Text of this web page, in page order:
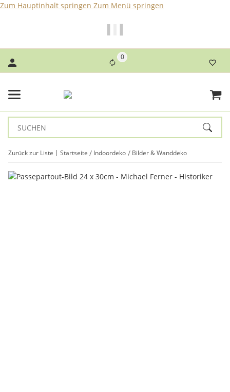
Zum Hauptinhalt springen Zum Menü springen
0
Zurück zur Liste Startseite Indoordeko Bilder & Wanddeko